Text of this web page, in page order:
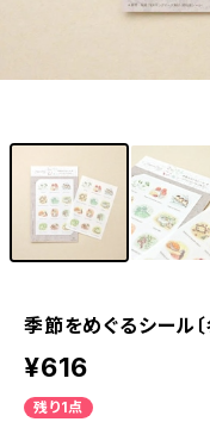
季節をめぐるシール〔
¥616
残り1点